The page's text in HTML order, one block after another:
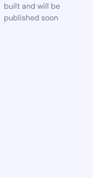
built and will be
published soon